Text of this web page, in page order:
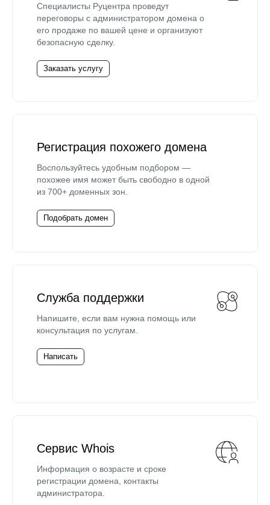
Специалисты Руцентра проведут
переговоры с администратором домена о
его продаже по вашей цене и организуют
безопасную сделку.
Заказать услугу
Регистрация похожего домена
Воспользуйтесь удобным подбором —
похожее имя может быть свободно в одной
из 700+ доменных зон.
Подобрать домен
Служба поддержки
Напишите, если вам нужна помощь или
консультация по услугам.
Написать
Сервис Whois
Информация о возрасте и сроке
регистрации домена, контакты
администратора.